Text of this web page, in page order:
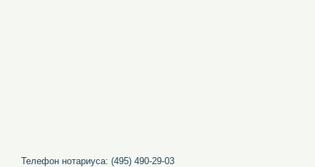
Телефон нотариуса: (495) 490-29-03